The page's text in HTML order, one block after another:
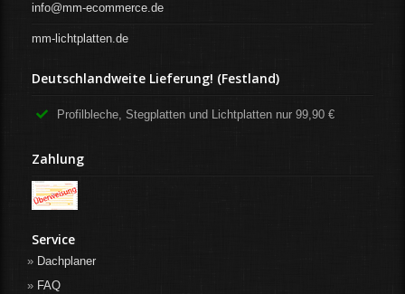
info@mm-ecommerce.de
mm-lichtplatten.de
Deutschlandweite Lieferung! (Festland)
Profilbleche, Stegplatten und Lichtplatten nur 99,90 €
Zahlung
Service
Dachplaner
FAQ